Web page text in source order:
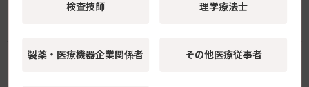
害薬による心機能改善の機序を解明 藤田医科大
検査技師 理学療法士
製薬・医療機器企業関係者 その他医療従事者